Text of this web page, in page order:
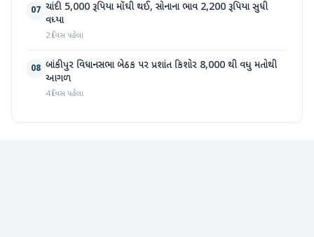
07 ચાંદી 5,000 રૂપિયા મોંઘી થઈ, સોનાના ભાવ 2,200 રૂપિયા સુધી
વધ્યા
2 દિવસ પહેલા
08 બાંકીપુર વિધાનસભા બેઠક પર પ્રશાંત કિશોર 8,000 થી વધુ મતોથી
આગળ
4 દિવસ પહેલા